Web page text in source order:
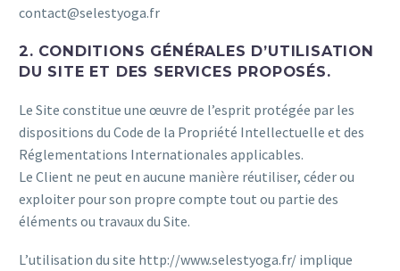
contact@selestyoga.fr
2. CONDITIONS GÉNÉRALES D’UTILISATION
DU SITE ET DES SERVICES PROPOSÉS.
Le Site constitue une œuvre de l’esprit protégée par les
dispositions du Code de la Propriété Intellectuelle et des
Réglementations Internationales applicables.
Le Client ne peut en aucune manière réutiliser, céder ou
exploiter pour son propre compte tout ou partie des
éléments ou travaux du Site.
L’utilisation du site http://www.selestyoga.fr/ implique